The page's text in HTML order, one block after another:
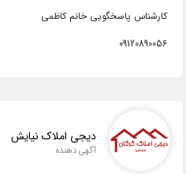
کارشناس پاسخگویی خانم کاظمی
09120890056
دیجی املاک نیایش
آگهی دهنده